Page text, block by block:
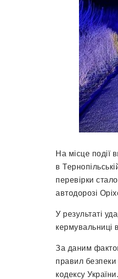
На місце події
в
перевірки
автодорозі
У результаті
кермувальниці
За даним
правил
кодексу